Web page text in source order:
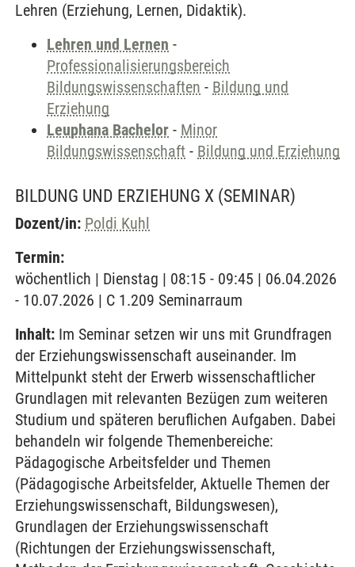
Lehren (Erziehung, Lernen, Didaktik).
Lehren und Lernen -
Professionalisierungsbereich
Bildungswissenschaften - Bildung und
Erziehung
Leuphana Bachelor - Minor
Bildungswissenschaft - Bildung und Erziehung
BILDUNG UND ERZIEHUNG X (SEMINAR)
Dozent/in: Poldi Kuhl
Termin:
wöchentlich | Dienstag | 08:15 - 09:45 | 06.04.2026
- 10.07.2026 | C 1.209 Seminarraum
Inhalt: Im Seminar setzen wir uns mit Grundfragen
der Erziehungswissenschaft auseinander. Im
Mittelpunkt steht der Erwerb wissenschaftlicher
Grundlagen mit relevanten Bezügen zum weiteren
Studium und späteren beruflichen Aufgaben. Dabei
behandeln wir folgende Themenbereiche:
Pädagogische Arbeitsfelder und Themen
(Pädagogische Arbeitsfelder, Aktuelle Themen der
Erziehungswissenschaft, Bildungswesen),
Grundlagen der Erziehungswissenschaft
(Richtungen der Erziehungswissenschaft,